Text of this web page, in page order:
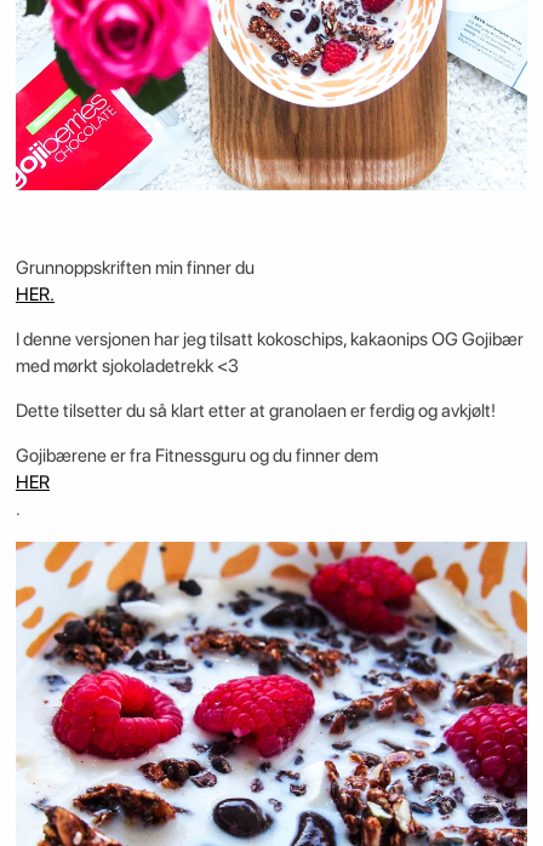
Grunnoppskriften min finner du
HER.
I denne versjonen har jeg tilsatt kokoschips, kakaonips OG Gojibær
med mørkt sjokoladetrekk <3
Dette tilsetter du så klart etter at granolaen er ferdig og avkjølt!
Gojibærene er fra Fitnessguru og du finner dem
HER
.